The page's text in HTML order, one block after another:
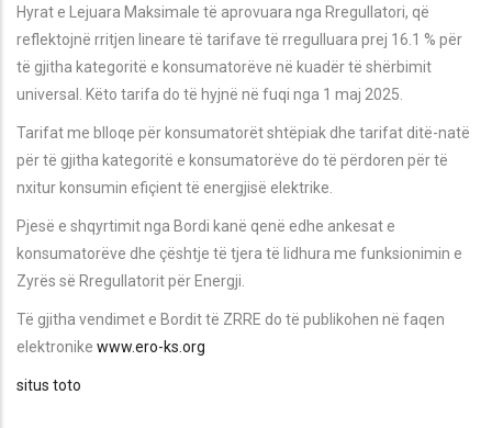
Hyrat e Lejuara Maksimale të aprovuara nga Rregullatori, që
reflektojnë rritjen lineare të tarifave të rregulluara prej 16.1 % për
të gjitha kategoritë e konsumatorëve në kuadër të shërbimit
universal. Këto tarifa do të hyjnë në fuqi nga 1 maj 2025.
Tarifat me blloqe për konsumatorët shtëpiak dhe tarifat ditë-natë
për të gjitha kategoritë e konsumatorëve do të përdoren për të
nxitur konsumin efiçient të energjisë elektrike.
Pjesë e shqyrtimit nga Bordi kanë qenë edhe ankesat e
konsumatorëve dhe çështje të tjera të lidhura me funksionimin e
Zyrës së Rregullatorit për Energji.
Të gjitha vendimet e Bordit të ZRRE do të publikohen në faqen
elektronike www.ero-ks.org
situs toto